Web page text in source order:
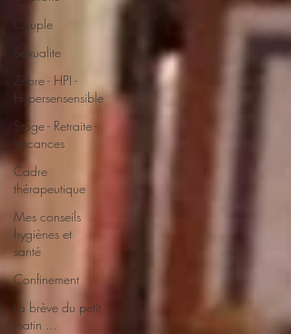
Couple
Sexualite
Zèbre - HPI -
Hypersensensible
Stage - Retraite -
Vacances
Cadre
thérapeutique
Mes conseils
hygiènes et
santé
Confinement
La brève du petit
matin ...